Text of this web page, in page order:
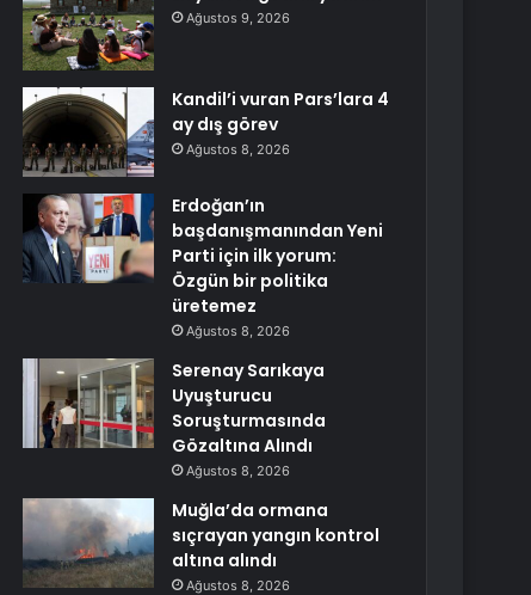
Ağustos 9, 2026
Kandil’i vuran Pars’lara 4
ay dış görev
Ağustos 8, 2026
Erdoğan’ın
başdanışmanından Yeni
Parti için ilk yorum:
Özgün bir politika
üretemez
Ağustos 8, 2026
Serenay Sarıkaya
Uyuşturucu
Soruşturmasında
Gözaltına Alındı
Ağustos 8, 2026
Muğla’da ormana
sıçrayan yangın kontrol
altına alındı
Ağustos 8, 2026